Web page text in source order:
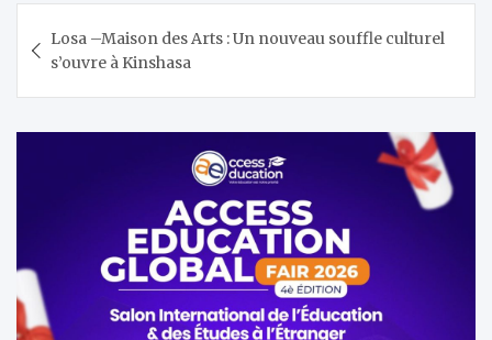
de
l’article
Losa –Maison des Arts : Un nouveau souffle culturel
s’ouvre à Kinshasa